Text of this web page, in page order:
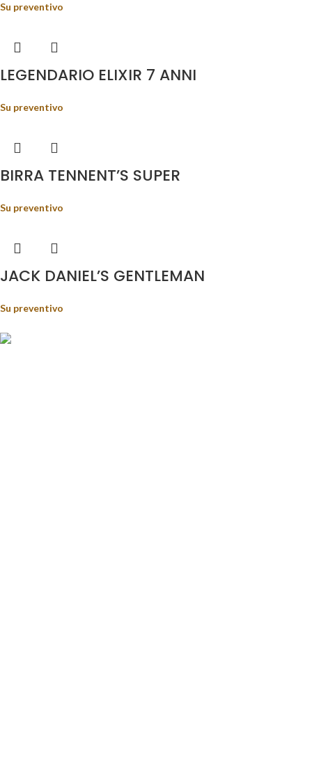
Su preventivo
LEGENDARIO ELIXIR 7 ANNI
Su preventivo
BIRRA TENNENT’S SUPER
Su preventivo
JACK DANIEL’S GENTLEMAN
Su preventivo